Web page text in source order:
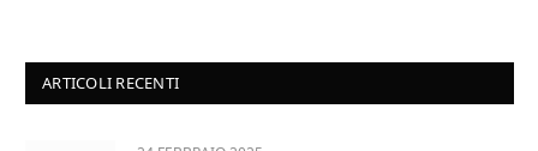
ARTICOLI RECENTI